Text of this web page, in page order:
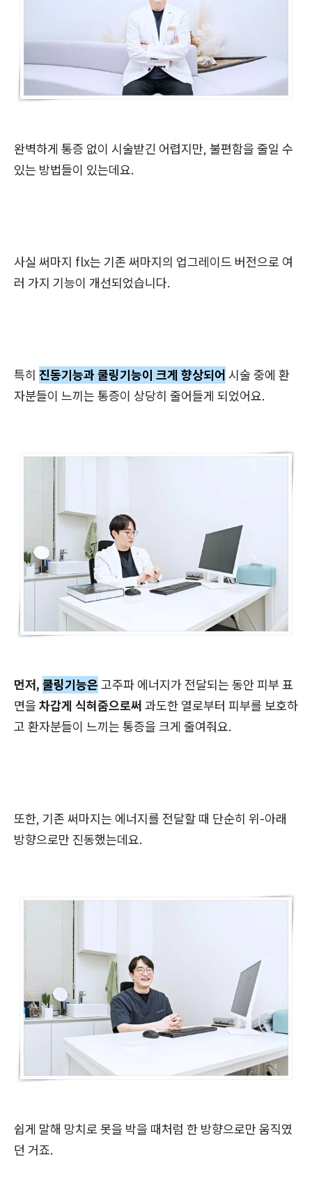
완벽하게 통증 없이 시술받긴 어렵지만, 불편함을 줄일 수
있는 방법들이 있는데요.
사실 써마지 flx는 기존 써마지의 업그레이드 버전으로 여
러 가지 기능이 개선되었습니다.
특히 진동기능과 쿨링기능이 크게 향상되어 시술 중에 환
자분들이 느끼는 통증이 상당히 줄어들게 되었어요.
먼저, 쿨링기능은 고주파 에너지가 전달되는 동안피부 표
면을 차갑게 식혀줌으로써 과도한 열로부터 피부를 보호하
고 환자분들이 느끼는 통증을 크게 줄여줘요.
또한, 기존 써마지는 에너지를 전달할 때 단순히 위-아래
방향으로만 진동했는데요.
쉽게 말해 망치로 못을 박을 때처럼 한 방향으로만 움직였
던 거죠.